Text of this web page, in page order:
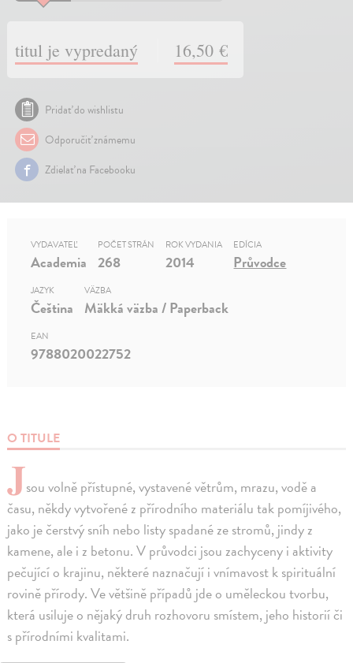
titul je vypredaný 16,50 €
Pridať do wishlistu
Odporučiť známemu
Zdielať na Facebooku
O TITULE
Jsou volně přístupné, vystavené větrům, mrazu, vodě a
času, někdy vytvořené z přírodního materiálu tak pomíjivého,
jako je čerstvý sníh nebo listy spadané ze stromů, jindy z
kamene, ale i z betonu. V průvodci jsou zachyceny i aktivity
pečující o krajinu, některé naznačují i vnímavost k spirituální
rovině přírody. Ve většině případů jde o uměleckou tvorbu,
která usiluje o nějaký druh rozhovoru smístem, jeho historií či
s přírodními kvalitami.
VYDAVATEĽ
Academia
POČET STRÁN
268
ROK VYDANIA
2014
EDÍCIA
Průvodce
JAZYK
Čeština
VÄZBA
Mäkká väzba / Paperback
EAN
9788020022752